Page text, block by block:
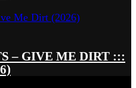
– GIVE ME DIRT :::